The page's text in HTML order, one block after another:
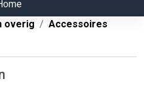
overig
Accessoires